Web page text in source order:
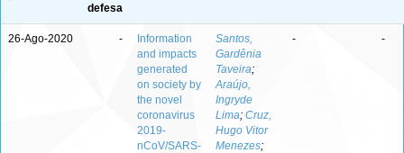
defesa
26-Ago-2020 -
Information
and impacts
generated
on society by
the novel
coronavirus
2019-
nCoV/SARS-
Santos,
Gardênia
Taveira;
Araújo,
Ingryde
Lima; Cruz,
Hugo Vitor
Menezes;
- -